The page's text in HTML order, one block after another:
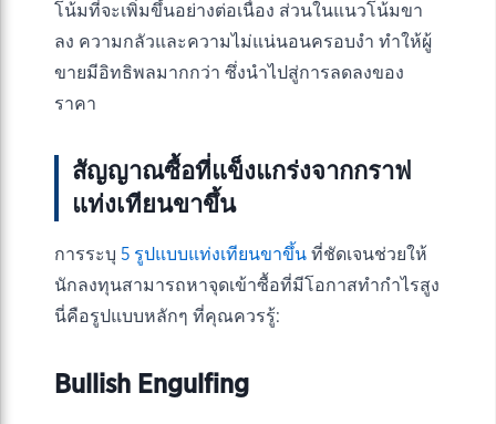
โน้มที่จะเพิ่มขึ้นอย่างต่อเนื่อง ส่วนในแนวโน้มขา
ลง ความกลัวและความไม่แน่นอนครอบงำ ทำให้ผู้
ขายมีอิทธิพลมากกว่า ซึ่งนำไปสู่การลดลงของ
ราคา
สัญญาณซื้อที่แข็งแกร่งจากกราฟ
แท่งเทียนขาขึ้น
การระบุ 5 รูปแบบแท่งเทียนขาขึ้น ที่ชัดเจนช่วยให้
นักลงทุนสามารถหาจุดเข้าซื้อที่มีโอกาสทำกำไรสูง
นี่คือรูปแบบหลักๆ ที่คุณควรรู้:
Bullish Engulfing